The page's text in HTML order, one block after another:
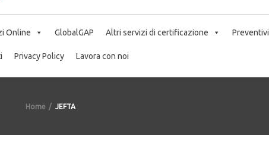
Online GlobalGAP Altri servizi di certificazione Preventivi
Privacy Policy Lavora con noi
Home JEFTA